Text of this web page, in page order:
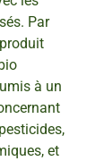
Par
à un
et